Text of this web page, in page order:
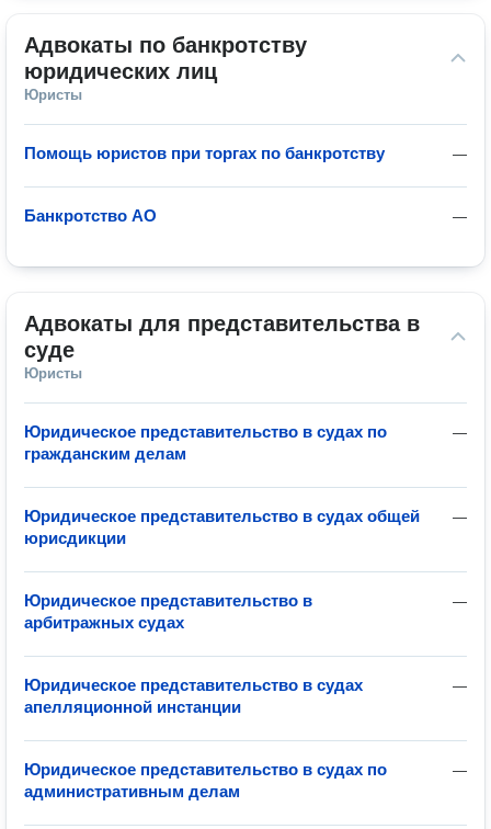
Адвокаты по банкротству
юридических лиц
Юристы
—
Помощь юристов при торгах по банкротству
—
Банкротство АО
Адвокаты для представительства в
суде
Юристы
—
Юридическое представительство в судах по
гражданским делам
—
Юридическое представительство в судах общей
юрисдикции
—
Юридическое представительство в
арбитражных судах
—
Юридическое представительство в судах
апелляционной инстанции
—
Юридическое представительство в судах по
административным делам